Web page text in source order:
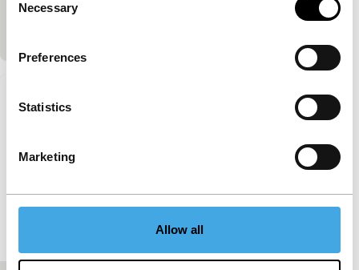
Selection
Necessary
Preferences
Statistics
Marketing
Allow all
Gepubliceerd op:
18 juli 2026